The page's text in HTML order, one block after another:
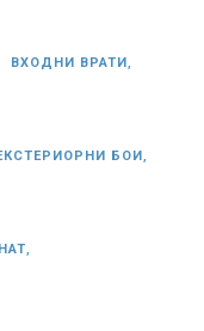
ВХОДНИ ВРАТИ,
БОИ,